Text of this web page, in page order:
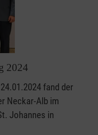
2024
fand der
Neckar-Alb im
Johannes in